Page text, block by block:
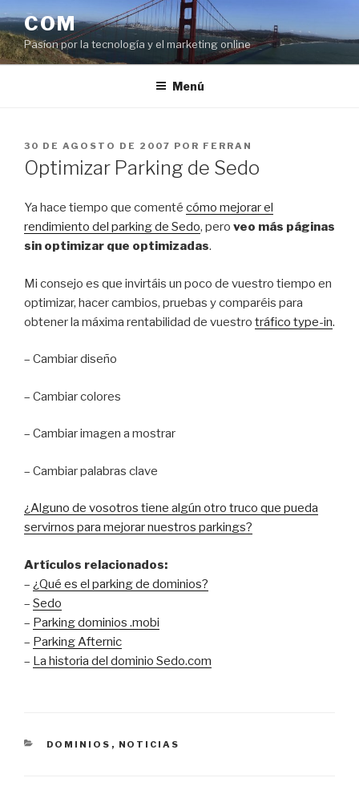
al
contenido
COM
Pasíon por la tecnología y el marketing online
Menú
PUBLICADO
EL
30 DE AGOSTO DE 2007 POR FERRAN
Optimizar Parking de Sedo
Ya hace tiempo que comenté cómo mejorar el
rendimiento del parking de Sedo, pero veo más páginas
sin optimizar que optimizadas.
Mi consejo es que invirtáis un poco de vuestro tiempo en
optimizar, hacer cambios, pruebas y comparéis para
obtener la máxima rentabilidad de vuestro tráfico type-in.
– Cambiar diseño
– Cambiar colores
– Cambiar imagen a mostrar
– Cambiar palabras clave
¿Alguno de vosotros tiene algún otro truco que pueda
servirnos para mejorar nuestros parkings?
Artículos relacionados:
– ¿Qué es el parking de dominios?
– Sedo
– Parking dominios .mobi
– Parking Afternic
– La historia del dominio Sedo.com
CATEGORÍAS
DOMINIOS , NOTICIAS